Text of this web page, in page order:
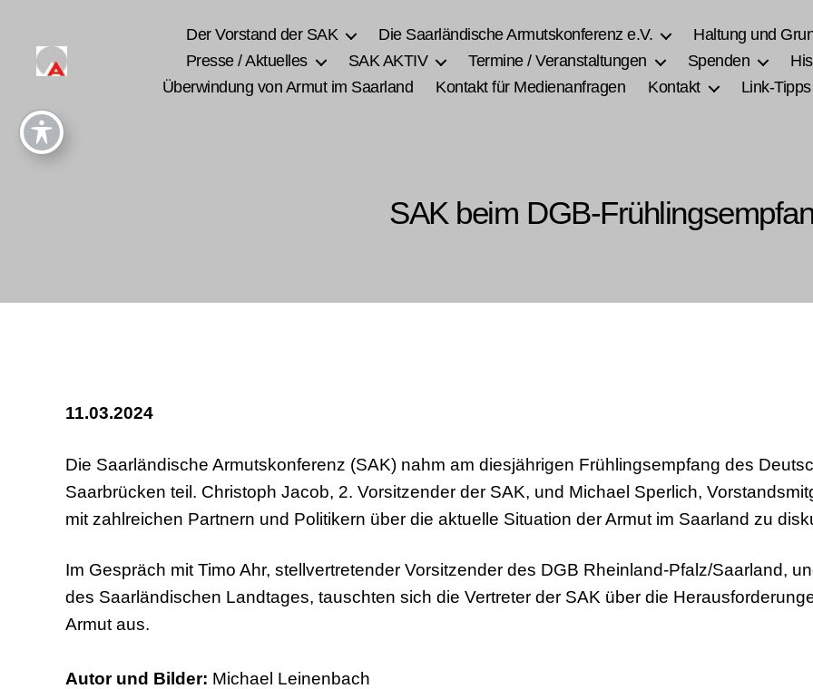
Der Vorstand der SAK Die Saarländische Armutskonferenz e.V. Haltung und
Presse / Aktuelles
SAK AKTIV Termine / Veranstaltungen Spenden
Überwindung von Armut im Saarland
Kontakt für Medienanfragen Kontakt Link-Tipps
SAK beim DGB-
11.03.2024
Die Saarländische Armutskonferenz (SAK) nahm am diesjährigen Frühlingsempfang des
Saarbrücken teil. Christoph Jacob, 2. Vorsitzender der SAK, und Michael Sperlich,
mit zahlreichen Partnern und Politikern über die aktuelle Situation der Armut im Saarland zu
Im Gespräch mit Timo Ahr, stellvertretender Vorsitzender des DGB Rheinland-Pfalz/Saarland,
des Saarländischen Landtages, tauschten sich die Vertreter der SAK über die
Armut aus.
Autor und Bilder: Michael Leinenbach